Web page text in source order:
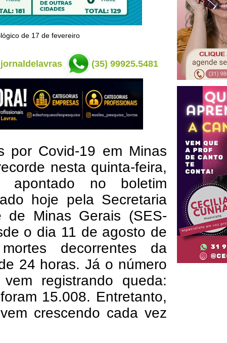
de 17 de fevereiro
(35) 99925.5481
por Covid-19 em Minas
nesta quinta-feira,
no boletim
hoje pela Secretaria
Minas Gerais (SES-
o dia 11 de agosto de
decorrentes da
24 horas. Já o número
registrando queda:
15.008. Entretanto,
crescendo cada vez